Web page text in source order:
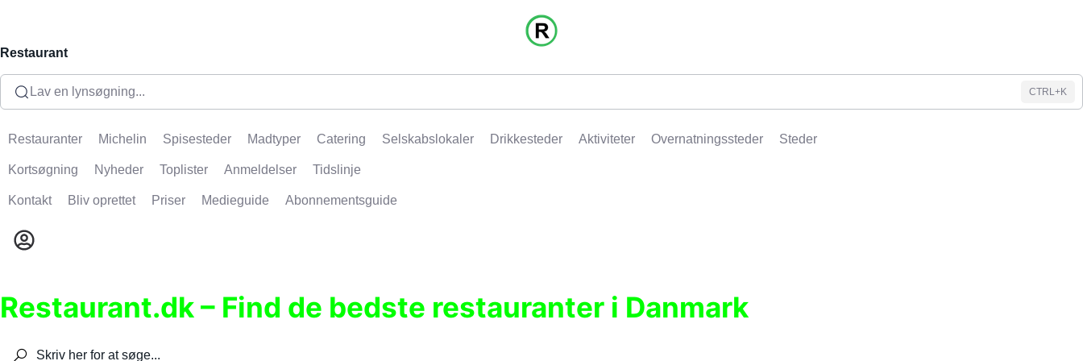
Restaurant
Lav en lynsøgning... CTRL+K
Restauranter Michelin Spisesteder Madtyper Catering Selskabslokaler Drikkesteder Aktiviteter Overnatningssteder Steder
Kortsøgning Nyheder Toplister Anmeldelser Tidslinje
Kontakt Bliv oprettet Priser Medieguide Abonnementsguide
Restaurant.dk – Find de bedste restauranter i Danmark